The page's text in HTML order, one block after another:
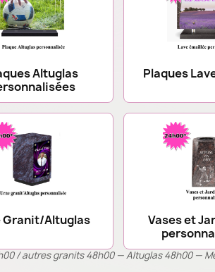
Altuglas
Plaques
Granit/Altuglas
Vases et
/ autres granits 48h00 — Altuglas 48h00 —